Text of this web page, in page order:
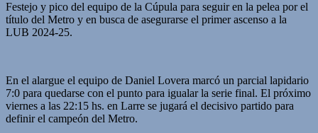
Festejo y pico del equipo de la Cúpula para seguir en la pelea por el
título del Metro y en busca de asegurarse el primer ascenso a la
LUB 2024-25.
En el alargue el equipo de Daniel Lovera marcó un parcial lapidario
7:0 para quedarse con el punto para igualar la serie final. El próximo
viernes a las 22:15 hs. en Larre se jugará el decisivo partido para
definir el campeón del Metro.